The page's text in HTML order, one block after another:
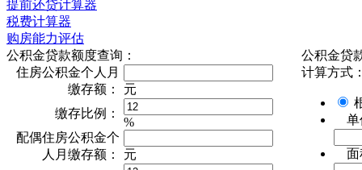
提前还贷计算器
税费计算器
购房能力评估
公积金贷款额度查询：
住房公积金个人月
缴存额：
元
缴存比例：
%
配偶住房公积金个
人月缴存额：
元
公积金贷
计算方式
单
面